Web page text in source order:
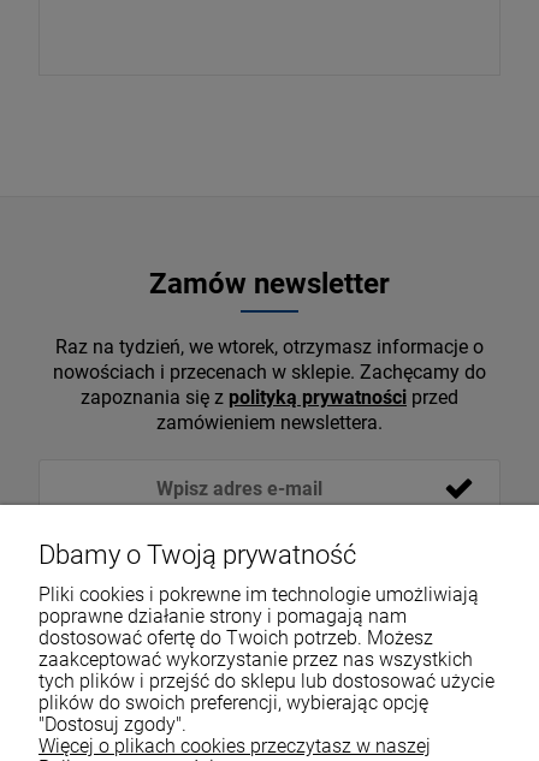
Zamów newsletter
Raz na tydzień, we wtorek, otrzymasz informacje o
nowościach i przecenach w sklepie. Zachęcamy do
zapoznania się z polityką prywatności przed
zamówieniem newslettera.
VOICESHOP.PL
ZAKUPY
Dbamy o Twoją prywatność
Pliki cookies i pokrewne im technologie umożliwiają
poprawne działanie strony i pomagają nam
dostosować ofertę do Twoich potrzeb. Możesz
zaakceptować wykorzystanie przez nas wszystkich
tych plików i przejść do sklepu lub dostosować użycie
plików do swoich preferencji, wybierając opcję
"Dostosuj zgody".
Więcej o plikach cookies przeczytasz w naszej